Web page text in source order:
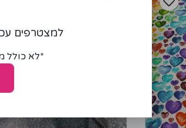
למצטרפים
*לא כולל